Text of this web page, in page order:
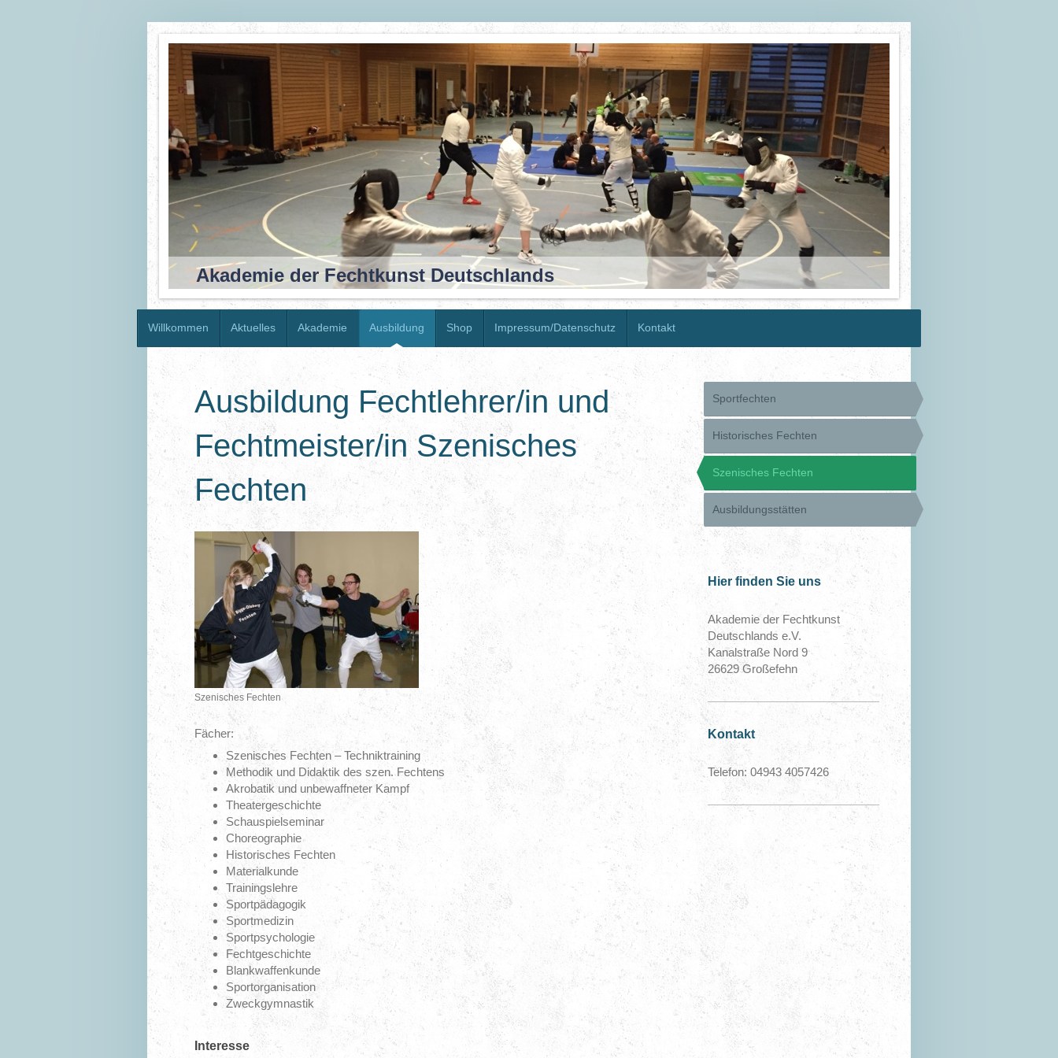
Akademie der Fechtkunst Deutschlands
Willkommen Aktuelles Akademie Ausbildung Shop Impressum/Datenschutz Kontakt
Ausbildung Fechtlehrer/in und
Fechtmeister/in Szenisches
Fechten
Szenisches Fechten
Fächer:
Szenisches Fechten – Techniktraining
Methodik und Didaktik des szen. Fechtens
Akrobatik und unbewaffneter Kampf
Theatergeschichte
Schauspielseminar
Choreographie
Historisches Fechten
Materialkunde
Trainingslehre
Sportpädagogik
Sportmedizin
Sportpsychologie
Fechtgeschichte
Blankwaffenkunde
Sportorganisation
Zweckgymnastik
Interesse
Sportfechten
Historisches Fechten
Szenisches Fechten
Ausbildungsstätten
Hier finden Sie uns
Akademie der Fechtkunst
Deutschlands e.V.
Kanalstraße Nord 9
26629 Großefehn
Kontakt
Telefon: 04943 4057426